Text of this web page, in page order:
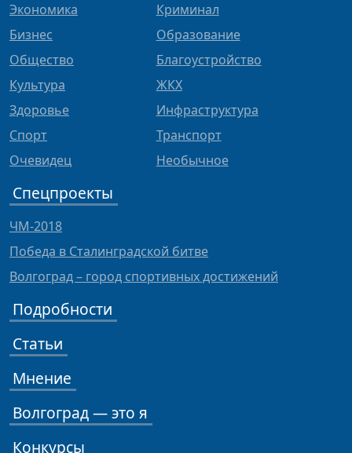
Экономика
Бизнес
Общество
Культура
Здоровье
Спорт
Очевидец
Криминал
Образование
Благоустройство
ЖКХ
Инфраструктура
Транспорт
Необычное
Спецпроекты
ЧМ-2018
Победа в Сталинградской битве
Волгоград – город спортивных достижений
Подробности
Статьи
Мнение
Волгоград — это я
Конкурсы